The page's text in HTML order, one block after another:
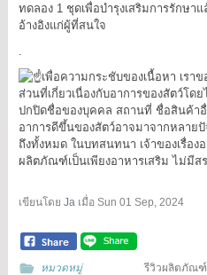
ทดลอง 1 ชุดเพื่อบำรุงเสริมการรักษา
อ้างอิงแก่ผู้ที่สนใจ
เพื่อความกระชับของเนื้อหา เร
ส่วนที่เกี่ยวเนื่องกับอาการของสัตว์โด
ปกปิดชื่อของบุคคล สถานที่ ชื่อสินค้าอื่
อาการดีขึ้นของสัตว์อาจมาจากหลายปั
ถึงทั้งหมด ในบทสนทนา เจ้าของเรื่อง
ผลิตภัณฑ์เป็นเพียงอาหารเสริม ไม่มีส
เขียนโดย Jaเมื่อ Sun 01 Sep, 2024
หมวดหมู่ รีวิวผลิตภัณฑ์